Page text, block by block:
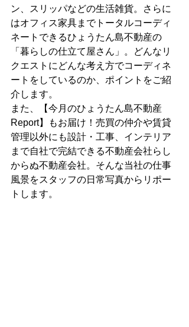
ン、スリッパなどの生活雑貨。さらに
はオフィス家具までトータルコーディ
ネートできるひょうたん島不動産の
「暮らしの仕立て屋さん」。どんなリ
クエストにどんな考え方でコーディネ
ートをしているのか、ポイントをご紹
介します。
また、【今月のひょうたん島不動産
Report】もお届け！売買の仲介や賃貸
管理以外にも設計・工事、インテリア
まで自社で完結できる不動産会社らし
からぬ不動産会社。そんな当社の仕事
風景をスタッフの日常写真からリポー
トします。